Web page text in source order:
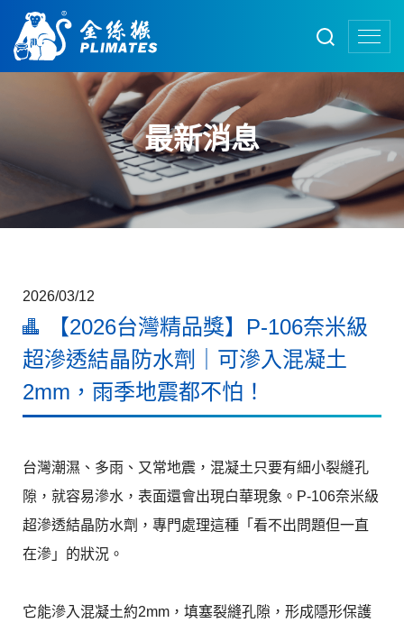
最新消息
2026/03/12
【2026台灣精品獎】P-106奈米級
超滲透結晶防水劑｜可滲入混凝土
2mm，雨季地震都不怕！
台灣潮濕、多雨、又常地震，混凝土只要有細小裂縫孔
隙，就容易滲水，表面還會出現白華現象。P-106奈米級
超滲透結晶防水劑，專門處理這種「看不出問題但一直
在滲」的狀況。
它能滲入混凝土約2mm，填塞裂縫孔隙，形成隱形保護